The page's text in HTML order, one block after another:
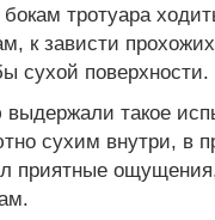
тротуара
к зависти
сухой поверхности.
выдержали такое
сухим внутри, в
приятные